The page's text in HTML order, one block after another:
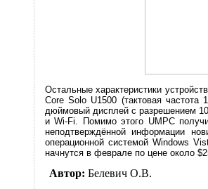
Остальные характеристики
Core Solo U1500 (тактовая частота
дюймовый дисплей с разрешением
и Wi-Fi. Помимо этого UMPC
неподтверждённой информации
операционной системой Windows
начнутся в феврале по цене около
Автор: Белевич О.В.